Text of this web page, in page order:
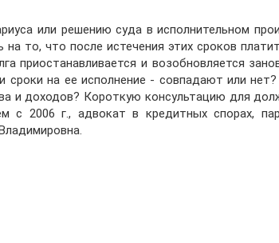
или решению суда в исполнительном
то, что после истечения этих сроков
приостанавливается и возобновляется
сроки на ее исполнение - совпадают или
и доходов? Короткую консультацию для
2006 г., адвокат в кредитных спорах,